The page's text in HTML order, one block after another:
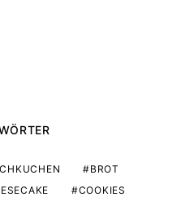
BROT
COOKIES